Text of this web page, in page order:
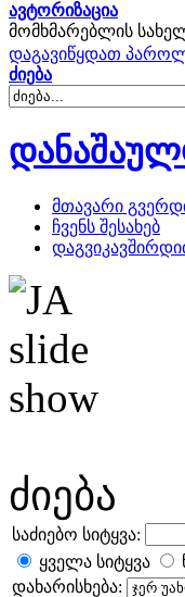
ავტორიზაცია
მომხმარებლის
დაგავიწყდათ
ძიება
მთავარი
ჩვენს შესახებ
ძიება
საძიებო სიტყვა:
ყველა სიტყვა
დახარისხება: